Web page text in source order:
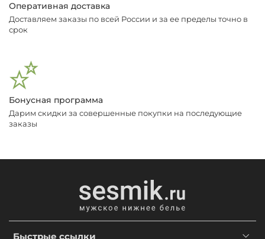
Оперативная доставка
Доставляем заказы по всей России и за ее пределы точно в
срок
Бонусная программа
Дарим скидки за совершенные покупки на последующие
заказы
Быстрые ссылки